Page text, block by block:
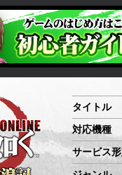
タイトル
対応機種
サービス